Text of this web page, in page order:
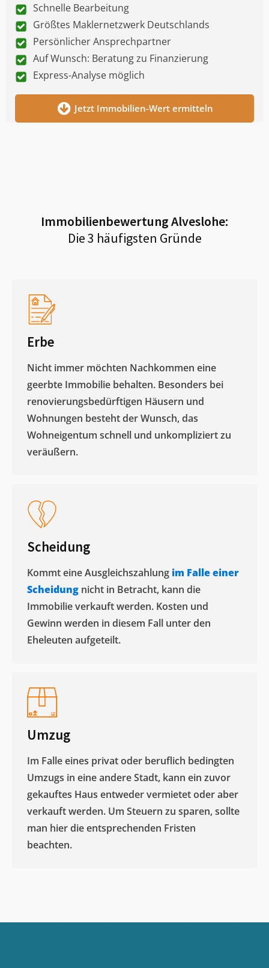
Schnelle Bearbeitung
Größtes Maklernetzwerk Deutschlands
Persönlicher Ansprechpartner
Auf Wunsch: Beratung zu Finanzierung
Express-Analyse möglich
Jetzt Immobilien-Wert ermitteln
ImmobilienbewertungAlveslohe:
Die 3 häufigsten Gründe
Erbe
Nicht immer möchten Nachkommen eine
geerbte Immobilie behalten. Besonders bei
renovierungsbedürftigen Häusern und
Wohnungen besteht der Wunsch, das
Wohneigentum schnell und unkompliziert zu
veräußern. ​
Scheidung
Kommt eine Ausgleichszahlung im Falle einer
Scheidung nicht in Betracht, kann die
Immobilie verkauft werden. Kosten und
Gewinn werden in diesem Fall unter den
Eheleuten aufgeteilt.​
Umzug
Im Falle eines privat oder beruflich bedingten
Umzugs in eine andere Stadt, kann ein zuvor
gekauftes Haus entweder vermietet oder aber
verkauft werden. Um Steuern zu sparen, sollte
man hier die entsprechenden Fristen
beachten.